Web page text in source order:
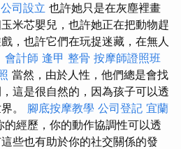
公司設立 也許她只是在灰塵裡畫
米芯嬰兒，也許她正在把動物趕
，也許它們在玩捉迷藏，在無人
會計師 逢甲 整骨 按摩師證照班
當然，由於人性，他們總是會找
這是很自然的，因為孩子可以透
。 腳底按摩教學 公司登記 宜蘭
的經歷，你的動作協調性可以透
些也有助於你的社交關係的發